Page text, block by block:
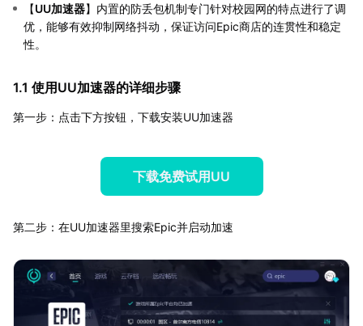
【UU加速器】内置的防丢包机制专门针对校园网的特点进行了调
优，能够有效抑制网络抖动，保证访问Epic商店的连贯性和稳定
性。
1.1 使用UU加速器的详细步骤
第一步：点击下方按钮，下载安装UU加速器
下载免费试用UU
第二步：在UU加速器里搜索Epic并启动加速